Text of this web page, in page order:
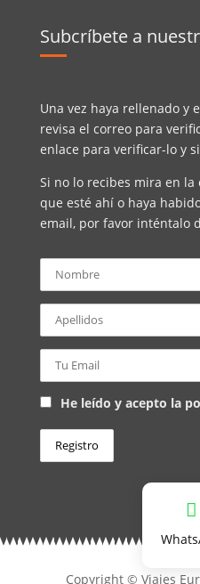
Subcríbete a
Una vez haya rellenado y
revisa el correo para
enlace para verificar-lo y
Si no lo recibes mira en
que esté ahí o haya
email, por favor inténtalo
He leído y acepto la
Copyright © Viajes